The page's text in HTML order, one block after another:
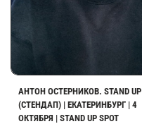
АНТОН ОСТЕРНИКОВ. STAND UP
(СТЕНДАП) | ЕКАТЕРИНБУРГ | 4
ОКТЯБРЯ | STAND UP SPOT